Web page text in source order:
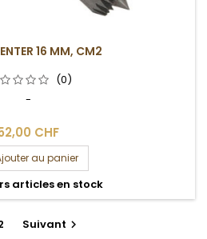
16 MM, CM2
(0)
-
CHF
au panier
articles en stock
Suivant 